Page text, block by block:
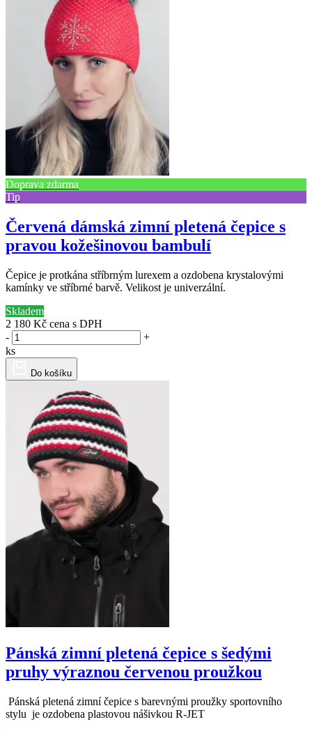
Doprava zdarma
Tip
Červená dámská zimní pletená čepice s
pravou kožešinovou bambulí
Čepice je protkána stříbrným lurexem a ozdobena krystalovými
kamínky ve stříbrné barvě. Velikost je univerzální.
Skladem
2 180 Kč cena s DPH
-
+
ks
Do košíku
Pánská zimní pletená čepice s šedými
pruhy výraznou červenou proužkou
Pánská pletená zimní čepice s barevnými proužky sportovního
stylu je ozdobena plastovou nášivkou R-JET